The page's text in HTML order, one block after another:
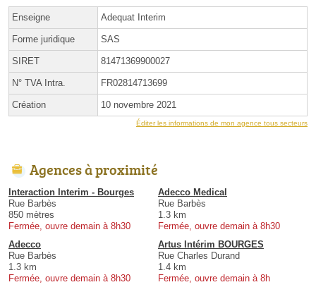
Enseigne Adequat Interim
Forme juridique SAS
SIRET 81471369900027
N° TVA Intra. FR02814713699
Création 10 novembre 2021
Éditer les informations de mon agence tous secteurs
Agences à proximité
Interaction Interim - Bourges
Rue Barbès
850 mètres
Fermée, ouvre demain à 8h30
Adecco Medical
Rue Barbès
1.3 km
Fermée, ouvre demain à 8h30
Adecco
Rue Barbès
1.3 km
Fermée, ouvre demain à 8h30
Artus Intérim BOURGES
Rue Charles Durand
1.4 km
Fermée, ouvre demain à 8h